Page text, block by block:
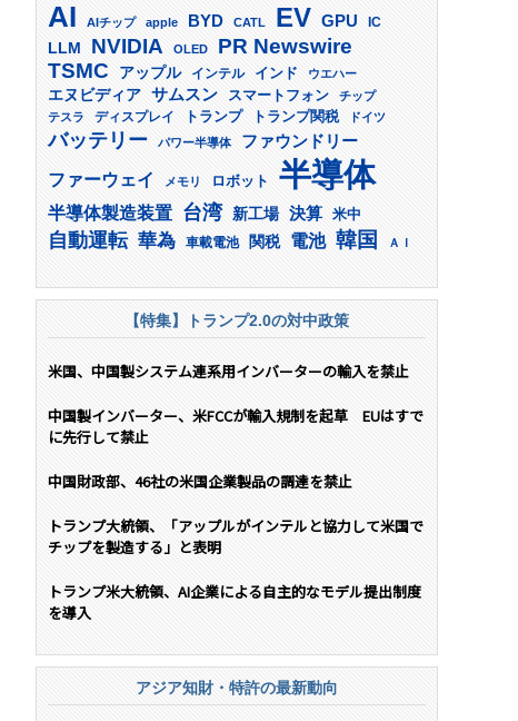
AI AIチップ apple BYD CATL EV GPU IC
LLM NVIDIA OLED PR Newswire
TSMC アップル インテル インド ウエハー
エヌビディア サムスン スマートフォン
チップ
テスラ
ディスプレイ トランプ トランプ関税 ドイツ
バッテリー パワー半導体 ファウンドリー
ファーウェイ メモリ ロボット 半導体
半導体製造装置 台湾 新工場 決算 米中
自動運転 華為 車載電池 関税 電池 韓国 ＡＩ
【特集】トランプ2.0の対中政策
米国、中国製システム連系用インバーターの輸入を禁止
中国製インバーター、米FCCが輸入規制を起草 EUはすで
に先行して禁止
中国財政部、46社の米国企業製品の調達を禁止
トランプ大統領、「アップルがインテルと協力して米国で
チップを製造する」と表明
トランプ米大統領、AI企業による自主的なモデル提出制度
を導入
アジア知財・特許の最新動向